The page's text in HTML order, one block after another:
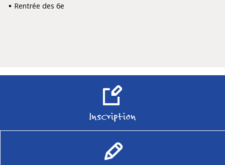
Rentrée des 6e
Inscription